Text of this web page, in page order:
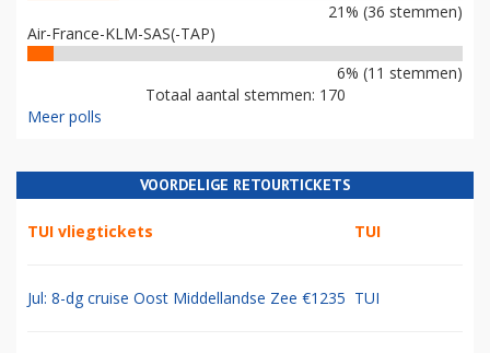
21% (36 stemmen)
Air-France-KLM-SAS(-TAP)
6% (11 stemmen)
Totaal aantal stemmen: 170
Meer polls
VOORDELIGE RETOURTICKETS
TUI vliegtickets TUI
Jul: 8-dg cruise Oost Middellandse Zee €1235 TUI